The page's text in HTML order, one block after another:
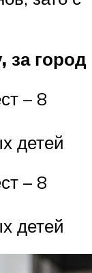
за город
– 8
детей
– 8
детей